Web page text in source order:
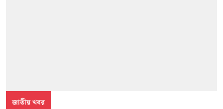
জাতীয় খবর